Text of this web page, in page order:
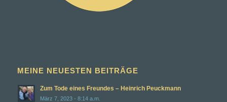
MEINE NEUESTEN BEITRÄGE
Zum Tode eines Freundes – Heinrich Peuckmann
März 7, 2023 - 8:14 a.m.